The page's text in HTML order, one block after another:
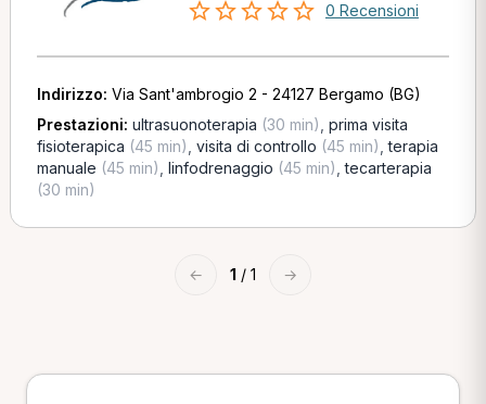
0 Recensioni
Indirizzo: Via Sant'ambrogio 2 - 24127 Bergamo (BG)
Prestazioni: ultrasuonoterapia (30 min) prima visita
fisioterapica (45 min) visita di controllo (45 min) ,terapia
manuale (45 min) linfodrenaggio (45 min) ,tecarterapia
(30 min)
← 1 / 1 →